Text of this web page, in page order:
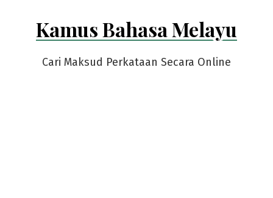
Kamus Bahasa Melayu
Cari Maksud Perkataan Secara Online